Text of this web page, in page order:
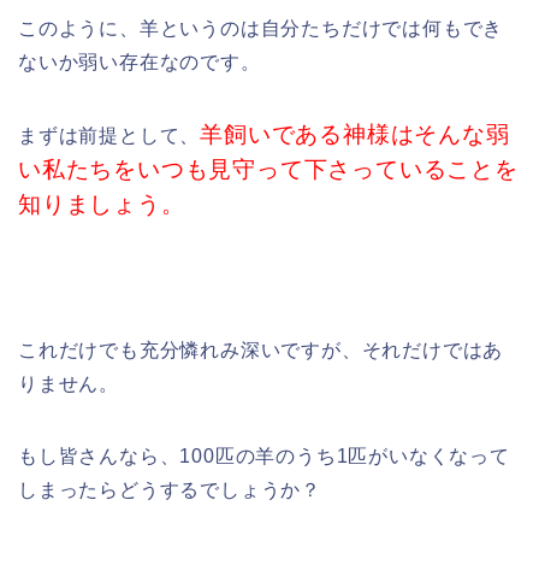
このように、羊というのは 自分たちだけでは何もでき
ないか弱い存在なのです。
まずは前提として、羊飼いである神様はそんな弱
い私たちをいつも見守って下さっていることを
知りましょう。
これだけでも充分憐れみ深いですが、それだけではあ
りません。
もし皆さんなら、100匹の羊のうち1匹がいなくなって
しまったらどうするでしょうか？